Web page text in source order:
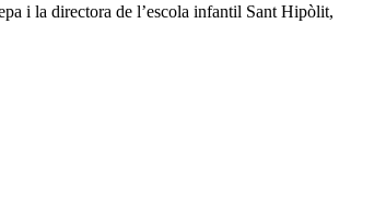
i la directora de l’escola infantil Sant Hipòlit,